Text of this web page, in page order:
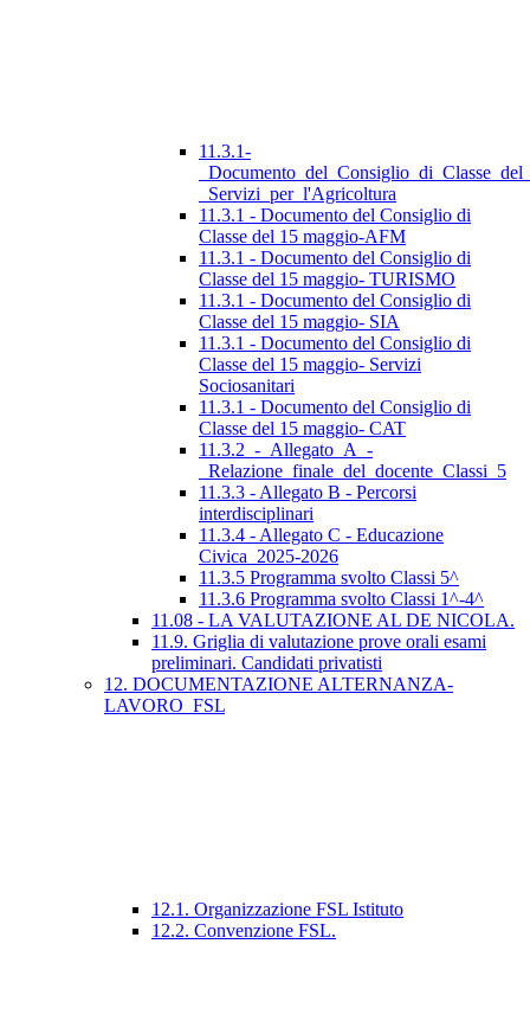
11.3.1-
_Servizi_per_l'Agricoltura
11.3.1 - Documento del Consiglio di
Classe del 15 maggio-AFM
11.3.1 - Documento del Consiglio di
Classe del 15 maggio- TURISMO
11.3.1 - Documento del Consiglio di
Classe del 15 maggio- SIA
11.3.1 - Documento del Consiglio di
Classe del 15 maggio- Servizi
Sociosanitari
11.3.1 - Documento del Consiglio di
Classe del 15 maggio- CAT
11.3.2_-_Allegato_A_-
_Relazione_finale_del_docente_Classi_5
11.3.3 - Allegato B - Percorsi
interdisciplinari
11.3.4 - Allegato C - Educazione
Civica_2025-2026
11.3.5 Programma svolto Classi 5^
11.3.6 Programma svolto Classi 1^-4^
11.08 - LA VALUTAZIONE AL DE NICOLA.
11.9. Griglia di valutazione prove orali esami
preliminari. Candidati privatisti
12. DOCUMENTAZIONE ALTERNANZA-
LAVORO_FSL
12.1. Organizzazione FSL Istituto
12.2. Convenzione FSL.